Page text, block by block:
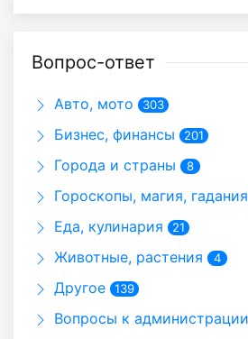
Вопрос-ответ
Авто, мото 303
Бизнес, финансы 201
Города и страны 8
Гороскопы, магия, гадания
Еда, кулинария 21
Животные, растения 4
Другое 139
Вопросы к